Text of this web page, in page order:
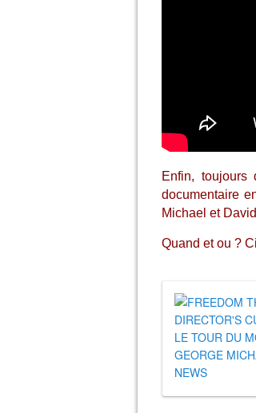
Enfin,
documentaire
Michael et
Quand et ou ?